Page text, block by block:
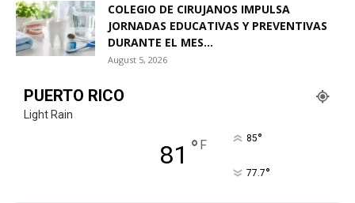
COLEGIO DE CIRUJANOS IMPULSA
JORNADAS EDUCATIVAS Y PREVENTIVAS
DURANTE EL MES...
August 5, 2026
PUERTO RICO
Light Rain
81 ° F 85°
77.7°